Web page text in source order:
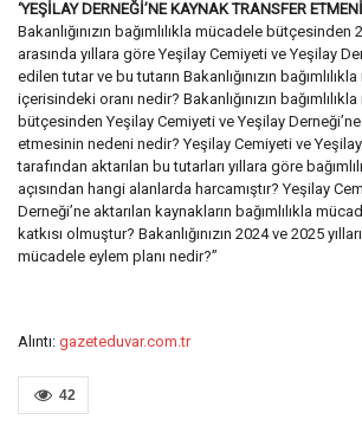
‘YEŞİLAY DERNEĞİ’NE KAYNAK TRANSFER
Bakanlığınızın bağımlılıkla mücadele bütçesinden
arasında yıllara göre Yeşilay Cemiyeti ve Yeşilay
edilen tutar ve bu tutarın Bakanlığınızın
içerisindeki oranı nedir? Bakanlığınızın
bütçesinden Yeşilay Cemiyeti ve Yeşilay
etmesinin nedeni nedir? Yeşilay Cemiyeti ve Yeşilay
tarafından aktarılan bu tutarları yıllara göre
açısından hangi alanlarda harcamıştır? Yeşilay
Derneği’ne aktarılan kaynakların bağımlılıkla
katkısı olmuştur? Bakanlığınızın 2024 ve 2025
mücadele eylem planı nedir?”
Alıntı: gazeteduvar.com.tr
42